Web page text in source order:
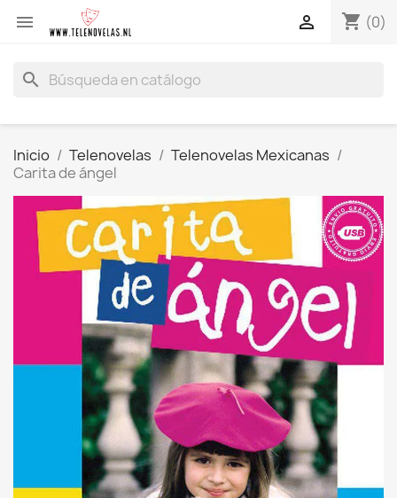
 shopping_cart (0)

search
Inicio Telenovelas
Telenovelas Mexicanas
Carita de ángel